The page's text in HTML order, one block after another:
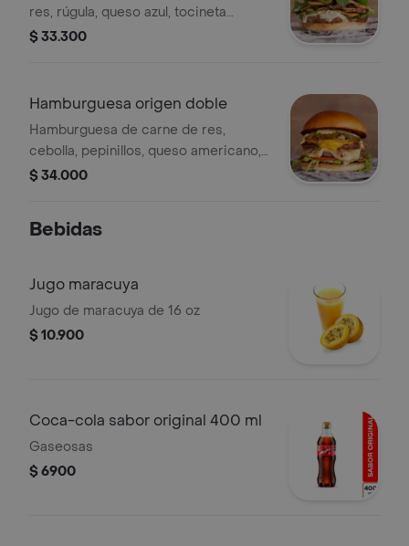
res, rúgula, queso azul, tocineta
ahumada, cebolla caramelizada,
$ 33.300
Hamburguesa origen doble
Hamburguesa de carne de res,
cebolla, pepinillos, queso americano,
queso white cheddar y salsa de la
$ 34.000
Bebidas
Jugo maracuya
Jugo de maracuya de 16 oz
$ 10.900
Coca-cola sabor original 400 ml
Gaseosas
$ 6900